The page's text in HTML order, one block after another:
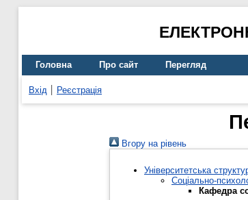
Головна Про сайт Перегляд
Вхід Реєстрація
Вгору на рівень
Університетська
Соціально-
Кафедра